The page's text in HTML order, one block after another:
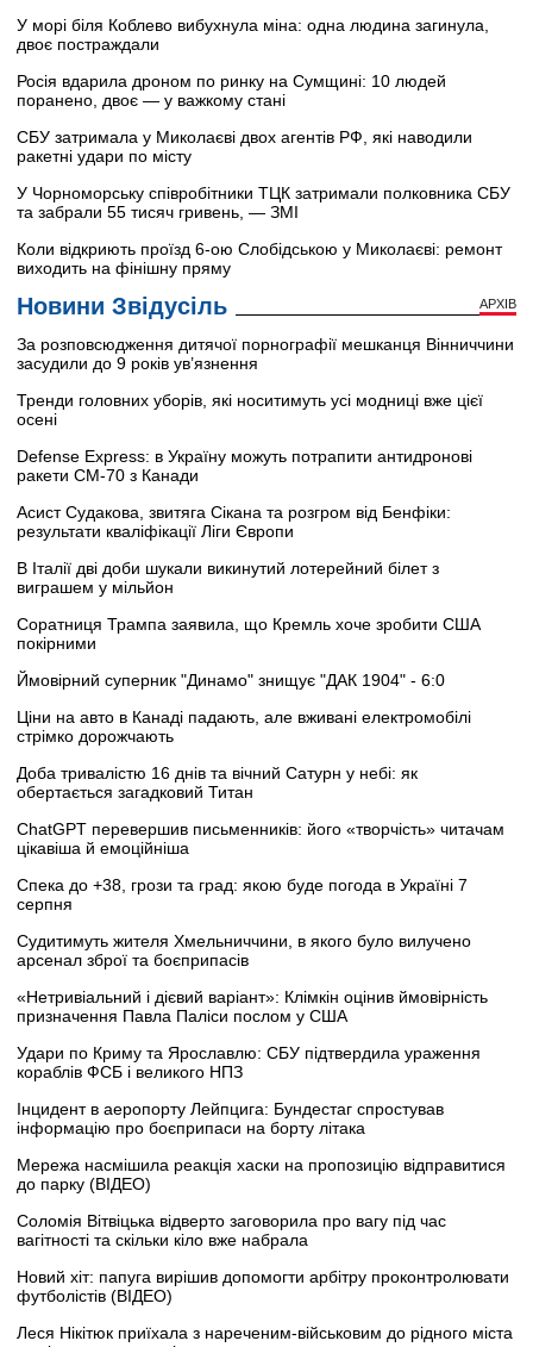
У морі біля Коблево вибухнула міна: одна людина загинула,
двоє постраждали
Росія вдарила дроном по ринку на Сумщині: 10 людей
поранено, двоє — у важкому стані
СБУ затримала у Миколаєві двох агентів РФ, які наводили
ракетні удари по місту
У Чорноморську співробітники ТЦК затримали полковника СБУ
та забрали 55 тисяч гривень, — ЗМІ
Коли відкриють проїзд 6-ою Слобідською у Миколаєві: ремонт
виходить на фінішну пряму
Новини Звідусіль АРХІВ
За розповсюдження дитячої порнографії мешканця Вінниччини
засудили до 9 років ув’язнення
Тренди головних уборів, які носитимуть усі модниці вже цієї
осені
Defense Express: в Україну можуть потрапити антидронові
ракети CM-70 з Канади
Асист Судакова, звитяга Сікана та розгром від Бенфіки:
результати кваліфікації Ліги Європи
В Італії дві доби шукали викинутий лотерейний білет з
виграшем у мільйон
Соратниця Трампа заявила, що Кремль хоче зробити США
покірними
Ймовірний суперник "Динамо" знищує "ДАК 1904" - 6:0
Ціни на авто в Канаді падають, але вживані електромобілі
стрімко дорожчають
Доба тривалістю 16 днів та вічний Сатурн у небі: як
обертається загадковий Титан
ChatGPT перевершив письменників: його «творчість» читачам
цікавіша й емоційніша
Спека до +38, грози та град: якою буде погода в Україні 7
серпня
Судитимуть жителя Хмельниччини, в якого було вилучено
арсенал зброї та боєприпасів
«Нетривіальний і дієвий варіант»: Клімкін оцінив ймовірність
призначення Павла Паліси послом у США
Удари по Криму та Ярославлю: СБУ підтвердила ураження
кораблів ФСБ і великого НПЗ
Інцидент в аеропорту Лейпцига: Бундестаг спростував
інформацію про боєприпаси на борту літака
Мережа насмішила реакція хаски на пропозицію відправитися
до парку (ВІДЕО)
Соломія Вітвіцька відверто заговорила про вагу під час
вагітності та скільки кіло вже набрала
Новий хіт: папуга вирішив допомогти арбітру проконтролювати
футболістів (ВІДЕО)
Леся Нікітюк приїхала з нареченим-військовим до рідного міста